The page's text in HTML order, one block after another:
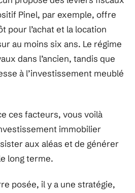
Pinel, par exemple, offre
pour l’achat et la location
au moins six ans. Le régime
dans l’ancien, tandis que
à l’investissement meublé
ces facteurs, vous voilà
immobilier
aux aléas et de générer
long terme.
posée, il y a une stratégie,